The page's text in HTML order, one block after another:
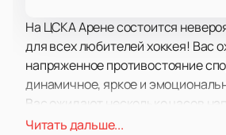
На ЦСКА Арене состоится
для всех любителей хоккея! Вас
напряженное противостояние
динамичное, яркое и
Вас ожидают несколько часов
захватывающего противостояния
Читать дальше...